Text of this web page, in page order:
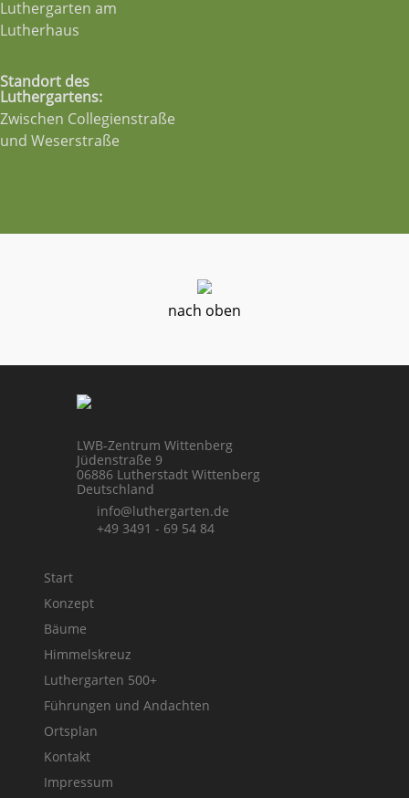
Luthergarten am
Lutherhaus
Standort des
Luthergartens:
Zwischen Collegienstraße
und Weserstraße
nach oben
LWB-Zentrum Wittenberg
Jüdenstraße 9
06886 Lutherstadt Wittenberg
Deutschland
info@luthergarten.de
+49 3491 - 69 54 84
Start
Konzept
Bäume
Himmelskreuz
Luthergarten 500+
Führungen und Andachten
Ortsplan
Kontakt
Impressum